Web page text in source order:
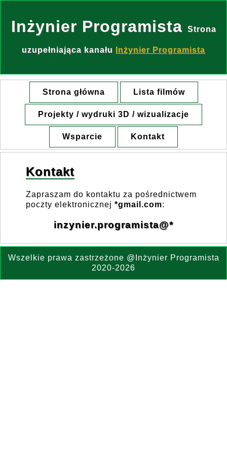
Inżynier Programista Strona
uzupełniająca kanału Inżynier Programista
Strona główna Lista filmów
Projekty / wydruki 3D / wizualizacje
Wsparcie Kontakt
Kontakt
Zapraszam do kontaktu za pośrednictwem
poczty elektronicznej *gmail.com:
inzynier.programista@*
Wszelkie prawa zastrzeżone @Inżynier Programista
2020-2026